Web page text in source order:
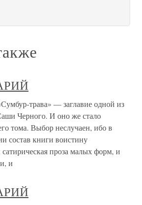
трава» — заглавие одной из
Черного. И оно же стало
тома. Выбор неслучаен, ибо в
состав книги воистину
сатирическая проза малых форм, и
и